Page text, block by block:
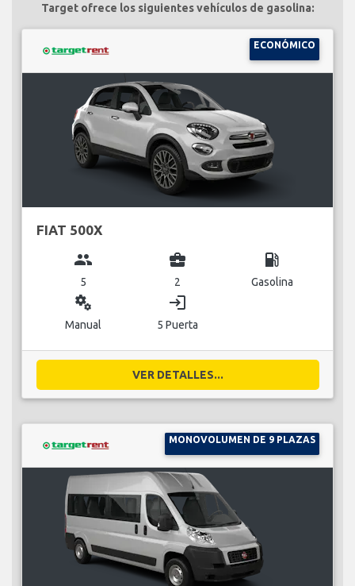
Target ofrece los siguientes vehículos de gasolina:
ECONÓMICO
FIAT 500X
group
5
business_center
2
local_gas_station
Gasolina
miscellaneous_services
Manual
login
5 Puerta
VER DETALLES...
MONOVOLUMEN DE 9 PLAZAS